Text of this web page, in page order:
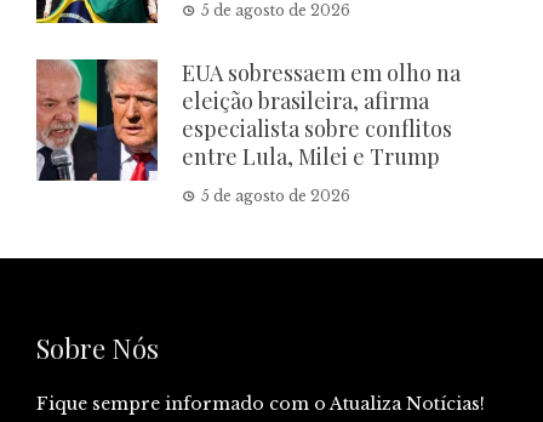
5 de agosto de 2026
EUA sobressaem em olho na
eleição brasileira, afirma
especialista sobre conflitos
entre Lula, Milei e Trump
5 de agosto de 2026
Sobre Nós
Fique sempre informado com o Atualiza Notícias!